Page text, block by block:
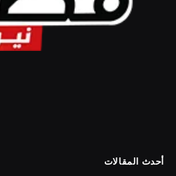
أحدث المقالات